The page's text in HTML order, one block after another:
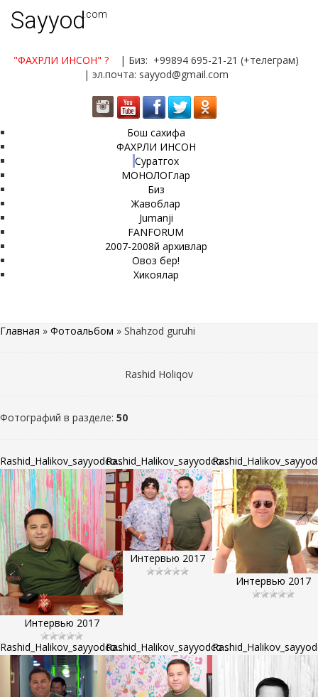
Sayyod.com
"ФАХРЛИ ИНСОН" ?
| Биз: +99894 695-21-21 (+телеграм)
| эл.почта: sayyod@gmail.com
Бош сахифа
ФАХРЛИ ИНСОН
Суратгох
МОНОЛОГлар
Биз
Жавоблар
Jumanji
FANFORUM
2007-2008й архивлар
Овоз бер!
Хикоялар
Главная » Фотоальбом » Shahzod guruhi
Rashid Holiqov
Фотографий в разделе: 50
Rashid_Halikov_sayyodco...
Интервью 2017
Rashid_Halikov_sayyodco...
Интервью 2017
Интервью 2017
Rashid_Halikov_sayyodco...Rashid_Halikov_sayyodco...